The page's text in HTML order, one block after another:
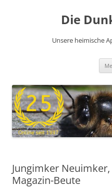
Die
Unsere heimische
Jungimker
Magazin-Beute